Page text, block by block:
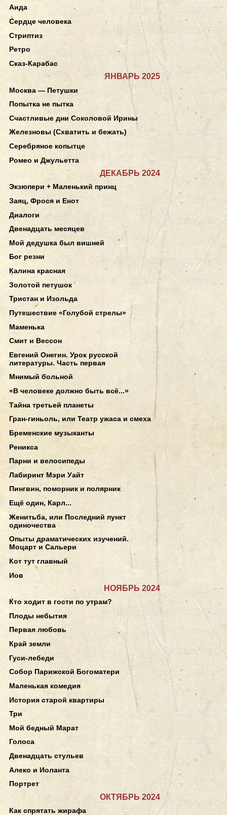
Аида
Сердце человека
Стриптиз
Ретро
Сказ-Карабас
ЯНВАРЬ 2025
Москва — Петушки
Попытка не пытка
Счастливые дни Соколовой Ирины
Железновы (Схватить и бежать)
Серебряное копытце
Ромео и Джульетта
ДЕКАБРЬ 2024
Экзюпери + Маленький принц
Заяц, Фрося и Енот
Диалоги
Двенадцать месяцев
Мой дедушка был вишней
Бог резни
Калина красная
Золотой петушок
Тристан и Изольда
Путешествие «Голубой стрелы»
Маменька
Смит и Вессон
Евгений Онегин. Урок русской
литературы. Часть первая
Мнимый больной
«В человеке должно быть всё...»
Тайна третьей планеты
Гран-гиньоль, или Театр ужаса и смеха
Бременские музыканты
Реникса
Парни и велосипеды
Лабиринт Мэри Уайт
Пингвин, поморник и полярник
Ещё один, Карл...
Женитьба, или Последний пункт
одиночества
Опыты драматических изучений.
Моцарт и Сальери
Кот тут главный
Иов
НОЯБРЬ 2024
Кто ходит в гости по утрам?
Плоды небытия
Первая любовь
Край земли
Гуси-лебеди
Собор Парижской Богоматери
Маленькая комедия
История старой квартиры
Три
Мой бедный Марат
Голоса
Двенадцать стульев
Алеко и Иоланта
Портрет
ОКТЯБРЬ 2024
Как спрятать жирафа